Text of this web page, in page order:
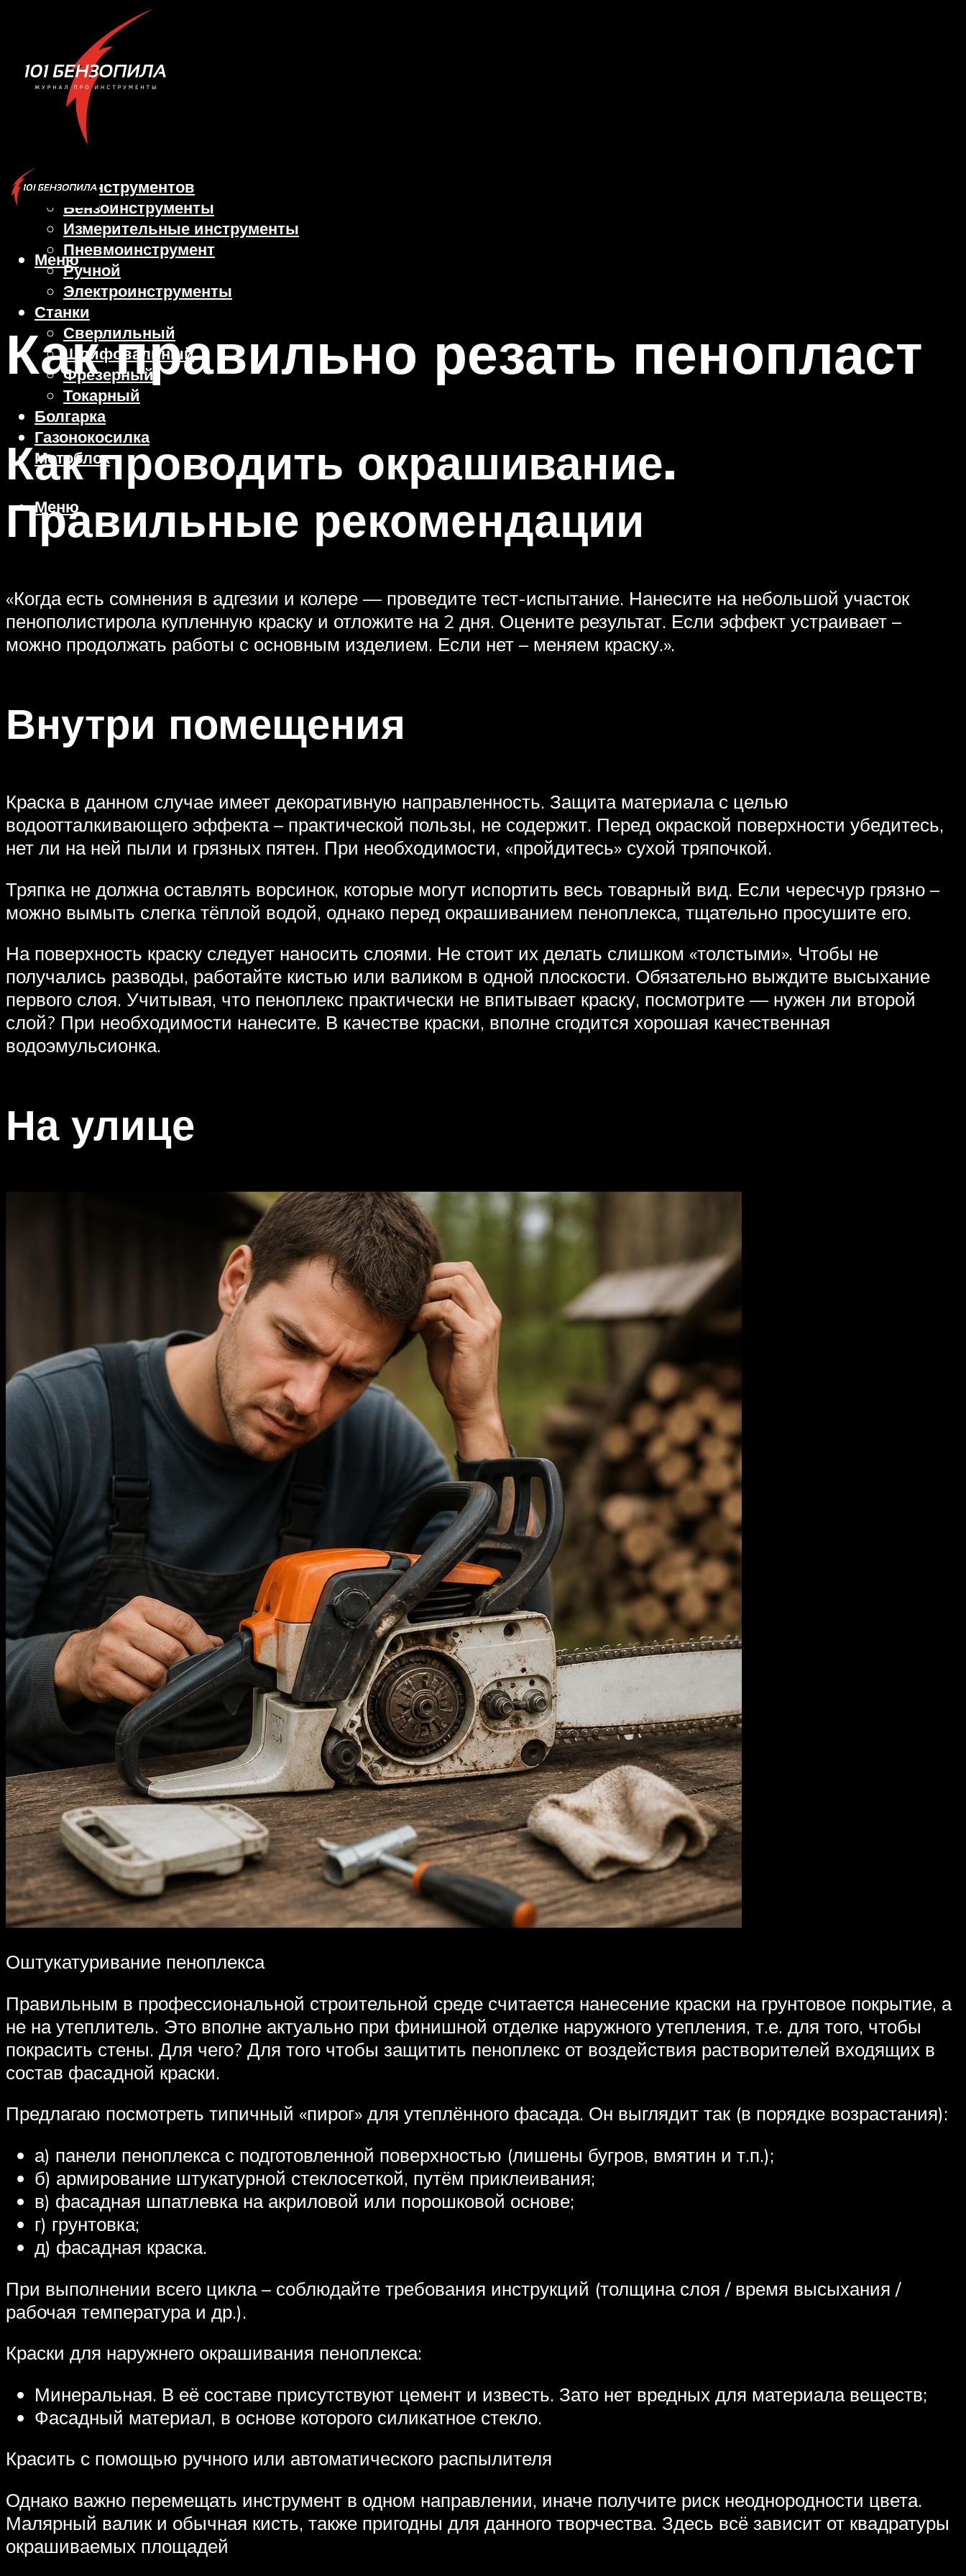
Виды инструментов
Бензоинструменты
Измерительные инструменты
Пневмоинструмент
Ручной
Электроинструменты
Станки
Сверлильный
Шлифовальный
Фрезерный
Токарный
Болгарка
Газонокосилка
Мотоблок
Меню
Меню
Как правильно резать пенопласт
Как проводить окрашивание.
Правильные рекомендации
«Когда есть сомнения в адгезии и колере — проведите тест-испытание. Нанесите на небольшой участок
пенополистирола купленную краску и отложите на 2 дня. Оцените результат. Если эффект устраивает –
можно продолжать работы с основным изделием. Если нет – меняем краску.».
Внутри помещения
Краска в данном случае имеет декоративную направленность. Защита материала с целью
водоотталкивающего эффекта – практической пользы, не содержит. Перед окраской поверхности убедитесь,
нет ли на ней пыли и грязных пятен. При необходимости, «пройдитесь» сухой тряпочкой.
Тряпка не должна оставлять ворсинок, которые могут испортить весь товарный вид. Если чересчур грязно –
можно вымыть слегка тёплой водой, однако перед окрашиванием пеноплекса, тщательно просушите его.
На поверхность краску следует наносить слоями. Не стоит их делать слишком «толстыми». Чтобы не
получались разводы, работайте кистью или валиком в одной плоскости. Обязательно выждите высыхание
первого слоя. Учитывая, что пеноплекс практически не впитывает краску, посмотрите — нужен ли второй
слой? При необходимости нанесите. В качестве краски, вполне сгодится хорошая качественная
водоэмульсионка.
На улице
Оштукатуривание пеноплекса
Правильным в профессиональной строительной среде считается нанесение краски на грунтовое покрытие, а
не на утеплитель. Это вполне актуально при финишной отделке наружного утепления, т.е. для того, чтобы
покрасить стены. Для чего? Для того чтобы защитить пеноплекс от воздействия растворителей входящих в
состав фасадной краски.
Предлагаю посмотреть типичный «пирог» для утеплённого фасада. Он выглядит так (в порядке возрастания):
а) панели пеноплекса с подготовленной поверхностью (лишены бугров, вмятин и т.п.);
б) армирование штукатурной стеклосеткой, путём приклеивания;
в) фасадная шпатлевка на акриловой или порошковой основе;
г) грунтовка;
д) фасадная краска.
При выполнении всего цикла – соблюдайте требования инструкций (толщина слоя / время высыхания /
рабочая температура и др.).
Краски для наружнего окрашивания пеноплекса:
Минеральная. В её составе присутствуют цемент и известь. Зато нет вредных для материала веществ;
Фасадный материал, в основе которого силикатное стекло.
Красить с помощью ручного или автоматического распылителя
Однако важно перемещать инструмент в одном направлении, иначе получите риск неоднородности цвета.
Малярный валик и обычная кисть, также пригодны для данного творчества. Здесь всё зависит от квадратуры
окрашиваемых площадей